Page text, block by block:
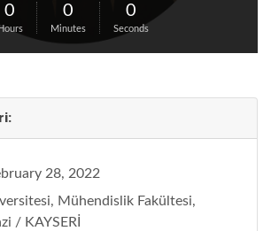
0
Hours
0
Minutes
0
Seconds
28, 2022
Mühendislik Fakültesi,
/ KAYSERİ